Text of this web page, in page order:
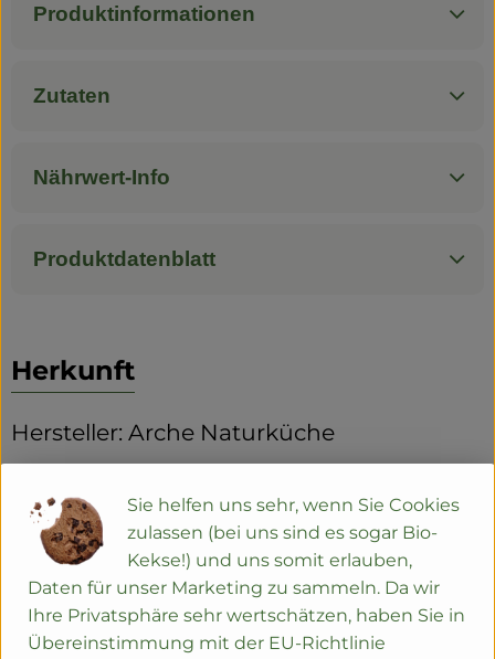
Produktinformationen
Zutaten
Nährwert-Info
Produktdatenblatt
Herkunft
Hersteller: Arche Naturküche
Arche Naturprodukte GmbH
Sie helfen uns sehr, wenn Sie Cookies
zulassen (bei uns sind es sogar Bio-
Kekse!) und uns somit erlauben,
Daten für unser Marketing zu sammeln. Da wir
Ihre Privatsphäre sehr wertschätzen, haben Sie in
Übereinstimmung mit der EU-Richtlinie